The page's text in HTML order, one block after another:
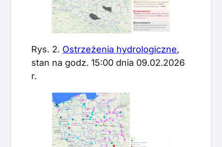
Rys. 2. Ostrzeżenia hydrologiczne,
stan na godz. 15:00 dnia 09.02.2026
r.